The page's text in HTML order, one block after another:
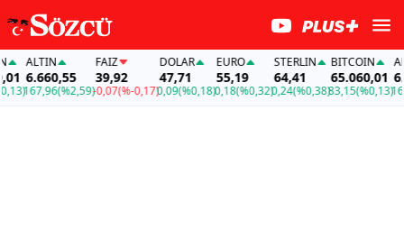
ALTIN
6.660,55
167,96(%2,59)
FAİZ
39,92
-0,07(%-0,17)
DOLAR
47,71
0,09(%0,18)
EURO
55,19
0,18(%0,32)
STERLIN
64,41
0,24(%0,38)
BITCOIN
65.060,01
83,15(%0,13)